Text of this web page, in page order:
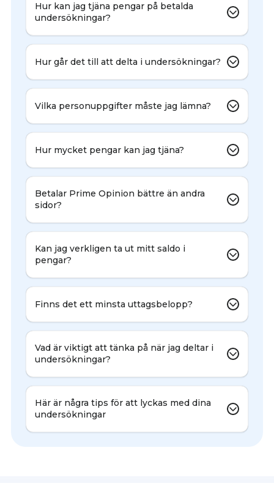
Hur kan jag tjäna pengar på betalda
undersökningar?
Hur går det till att delta i undersökningar?
Vilka personuppgifter måste jag lämna?
Hur mycket pengar kan jag tjäna?
Betalar Prime Opinion bättre än andra
sidor?
Kan jag verkligen ta ut mitt saldo i
pengar?
Finns det ett minsta uttagsbelopp?
Vad är viktigt att tänka på när jag deltar i
undersökningar?
Här är några tips för att lyckas med dina
undersökningar